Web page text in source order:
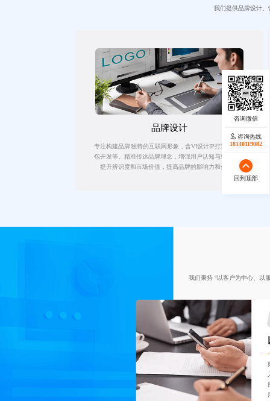
我们提供品牌设计
品牌设计
专注构建品牌独特的互联网形象，含VI设计IP打造、表情
包开发等。精准传达品牌理念，增强用户认知与忠诚度，
提升辨识度和市场价值，提高品牌的影响力和价值。
我们秉持 “以客户为中心、以
咨询热线
18140119082
回到顶部